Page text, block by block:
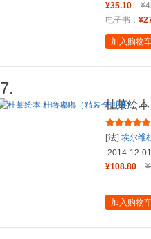
¥35.10
电子书：
加入购物
7.
杜莱绘
[法] 埃尔维
2014-12-01
¥108.80
加入购物